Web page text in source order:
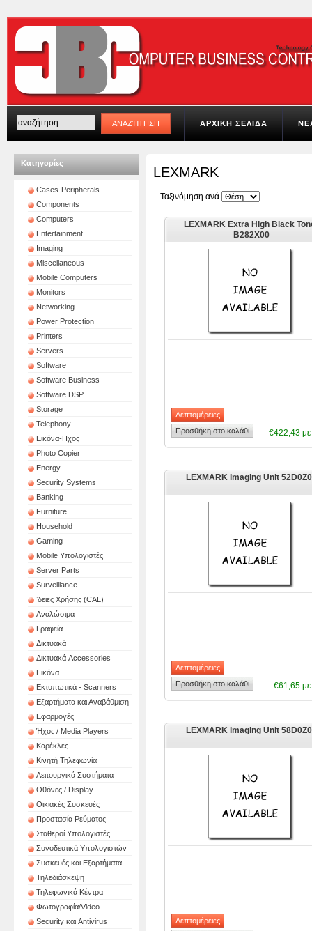
ΑΡΧΙΚΗ ΣΕΛΙΔΑ
Κατηγορίες
Cases-Peripherals
Components
Computers
Entertainment
Imaging
Miscellaneous
Mobile Computers
Monitors
Networking
Power Protection
Printers
Servers
Software
Software Business
Software DSP
Storage
Telephony
Εικόνα-Ηχος
Photo Copier
Energy
Security Systems
Banking
Furniture
Household
Gaming
Mobile Υπολογιστές
Server Parts
Surveillance
ʼδειες Χρήσης (CAL)
Αναλώσιμα
Γραφεία
Δικτυακά
Δικτυακά Accessories
Εικόνα
Εκτυπωτικά - Scanners
Εξαρτήματα και Αναβάθμιση
Εφαρμογές
Ήχος / Media Players
Καρέκλες
Κινητή Τηλεφωνία
Λειτουργικά Συστήματα
Οθόνες / Display
Οικιακές Συσκευές
Προστασία Ρεύματος
Σταθεροί Υπολογιστές
Συνοδευτικά Υπολογιστών
Συσκευές και Εξαρτήματα
Τηλεδιάσκεψη
Τηλεφωνικά Κέντρα
Φωτογραφία/Video
Security και Antivirus
LEXMARK
Ταξινόμηση ανά
LEXMARK Extra High Black
B282X00
€422,43
LEXMARK Imaging Unit
€61,65
LEXMARK Imaging Unit